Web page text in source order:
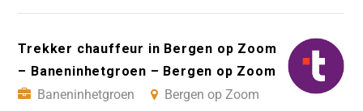
Trekker chauffeur in Bergen op Zoom
– Baneninhetgroen – Bergen op Zoom
Baneninhetgroen
Bergen op Zoom